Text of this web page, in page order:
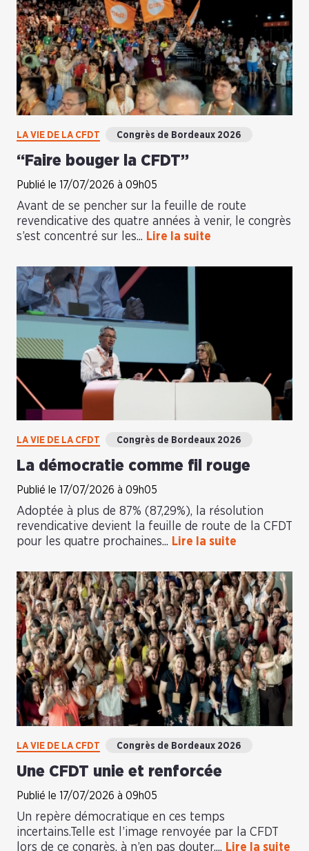
LA VIE DE LA CFDT Congrès de Bordeaux 2026
“Faire bouger la CFDT”
Publié le 17/07/2026 à 09h05
Avant de se pencher sur la feuille de route
revendicative des quatre années à venir, le congrès
s’est concentré sur les... Lire la suite
LA VIE DE LA CFDT Congrès de Bordeaux 2026
La démocratie comme fil rouge
Publié le 17/07/2026 à 09h05
Adoptée à plus de 87% (87,29%), la résolution
revendicative devient la feuille de route de la CFDT
pour les quatre prochaines... Lire la suite
LA VIE DE LA CFDT Congrès de Bordeaux 2026
Une CFDT unie et renforcée
Publié le 17/07/2026 à 09h05
Un repère démocratique en ces temps
incertains.Telle est l’image renvoyée par la CFDT
lors de ce congrès, à n’en pas douter,... Lire la suite